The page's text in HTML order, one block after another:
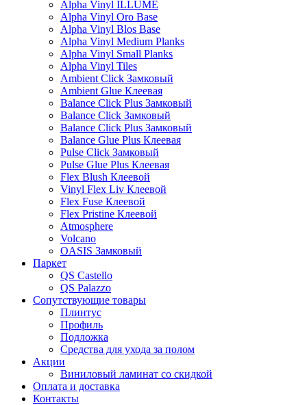
Alpha Vinyl ILLUME
Alpha Vinyl Oro Base
Alpha Vinyl Blos Base
Alpha Vinyl Medium Planks
Alpha Vinyl Small Planks
Alpha Vinyl Tiles
Ambient Click Замковый
Ambient Glue Клеевая
Balance Click Plus Замковый
Balance Click Замковый
Balance Click Plus Замковый
Balance Glue Plus Клеевая
Pulse Click Замковый
Pulse Glue Plus Клеевая
Flex Blush Клеевой
Vinyl Flex Liv Клеевой
Flex Fuse Клеевой
Flex Pristine Клеевой
Atmosphere
Volcano
OASIS Замковый
Паркет
QS Castello
QS Palazzo
Сопутствующие товары
Плинтус
Профиль
Подложка
Средства для ухода за полом
Акции
Виниловый ламинат со скидкой
Оплата и доставка
Контакты